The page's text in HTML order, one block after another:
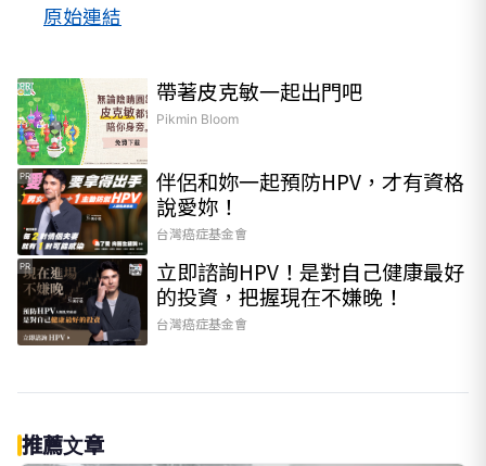
原始連結
PR 帶著皮克敏一起出門吧
Pikmin Bloom
PR
伴侶和妳一起預防HPV，才有資格
說愛妳！
台灣癌症基金會
PR
立即諮詢HPV！是對自己健康最好
的投資，把握現在不嫌晚！
台灣癌症基金會
推薦文章